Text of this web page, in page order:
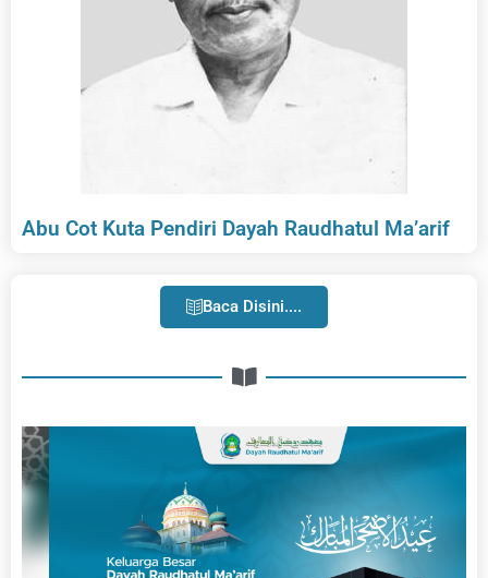
Abu Cot Kuta Pendiri Dayah Raudhatul Ma’arif
Baca Disini....